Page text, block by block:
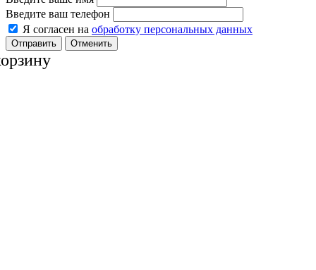
Введите ваш телефон
Я согласен на обработку персональных данных
Отменить